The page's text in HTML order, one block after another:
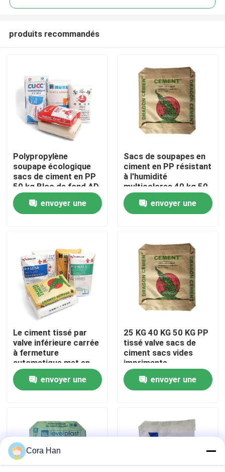
Maison
Produits
Visite d'usine
Contrôle de qualité
Contactez-nous
Nouvelles
Sacs de empaquetage de ciment
Pp cimentent des sacs
produits recommandés
Polypropylène
soupape écologique
sacs de ciment en PP
50 kg Bloc de fond AD
STAR emballage
envoyer une
Sacs de soupapes en
ciment en PP résistant
à l'humidité
multicolores 40 kg 50
kg
envoyer une
Le ciment tissé par
valve inférieure carrée
à fermeture
automatique met en
sac 20 kilogrammes
25 kilogrammes 40
kilogrammes 50
envoyer une
25 KG 40 KG 50 KG PP
tissé valve sacs de
ciment sacs vides
imprimante
industrielle
envoyer une
Cora Han